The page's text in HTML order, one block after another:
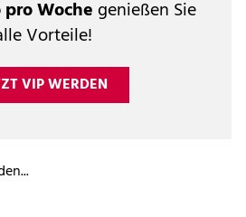
pro Wochegenießen Sie
Vorteile!
VIP WERDEN